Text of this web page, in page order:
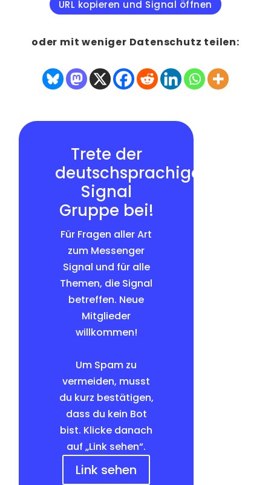
URL kopieren und Signal öffnen
oder mit weniger Datenschutz teilen:
Trete der
deutschsprachigen
Signal
Gruppe bei!
Für Fragen aller Art
zum Messenger
Signal und für alle
Themen, die Signal
betreffen. Neue
Mitglieder
willkommen!
Um Spam zu
vermeiden, musst
du kurz bestätigen,
dass du kein Bot
bist. Klicke danach
auf „Link sehen“.
Link sehen